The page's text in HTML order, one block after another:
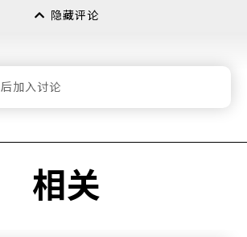
隐藏评论
后加入讨论
相关